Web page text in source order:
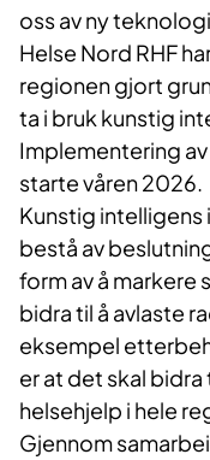
oss av ny
Helse Nord RHF
regionen gjort
ta i bruk kunstig
Implementering
starte våren 2026.
Kunstig intelligens
bestå av
form av å markere
bidra til å avlaste
eksempel
er at det skal
helsehjelp i hele
Gjennom